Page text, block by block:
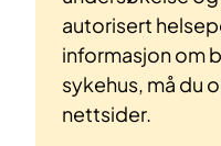
autorisert
informasjon om
sykehus, må du
nettsider.